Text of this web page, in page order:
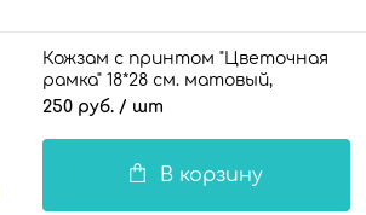
Кожзам с принтом "Цветочная
рамка" 18*28 см. матовый,
пудрово-розовый
250 руб. / шт
В корзину